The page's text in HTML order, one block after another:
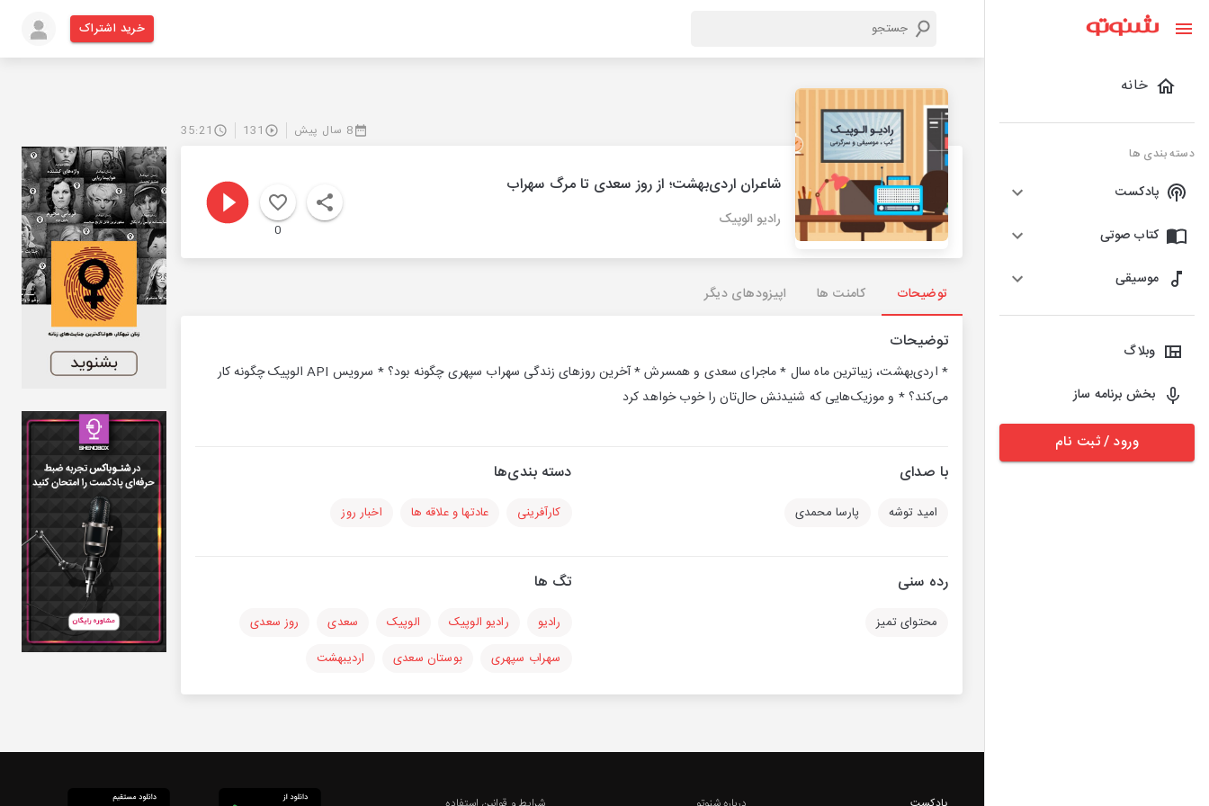
خانه
دسته بندی ها
پادکست
کتاب صوتی
موسیقی
وبلاگ
بخش برنامه ساز
ورود / ثبت نام
خرید اشتراک
8 سال پیش 131
35:21
شاعران اردی‌بهشت؛ از روز سعدی تا مرگ سهراب
رادیو الوپیک
0
توضیحات کامنت ها اپیزودهای دیگر
توضیحات
* اردی‌بهشت، زیباترین ماه سال * ماجرای سعدی و همسرش * آخرین روزهای زندگی سهراب سپهری چگونه بود؟ * سرویس API الوپیک چگونه کار
می‌کند؟ * و موزیک‌هایی که شنیدنش حال‌تان را خوب خواهد کرد
با صدای
امید توشه پارسا محمدی
دسته بندی‌ها
کارآفرینی عادتها و علاقه ها اخبار روز
رده سنی
محتوای تمیز
تگ ها
رادیو رادیو الوپیک الوپیک سعدی
روز سعدی
سهراب سپهری
بوستان سعدی اردیبهشت